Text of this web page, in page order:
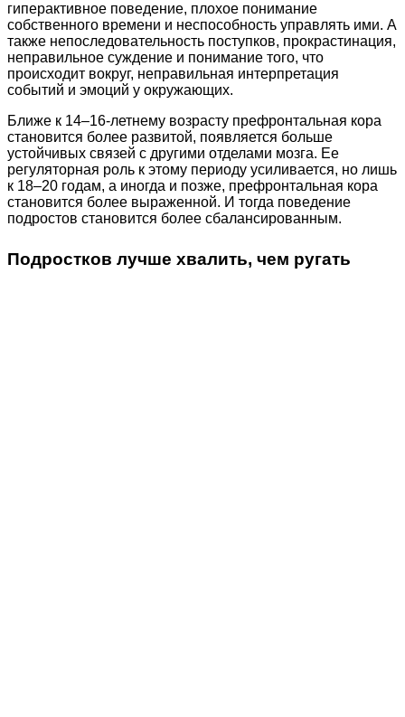
гиперактивное поведение, плохое понимание
собственного времени и неспособность управлять ими. А
также непоследовательность поступков, прокрастинация,
неправильное суждение и понимание того, что
происходит вокруг, неправильная интерпретация
событий и эмоций у окружающих.
Ближе к 14–16-летнему возрасту префронтальная кора
становится более развитой, появляется больше
устойчивых связей с другими отделами мозга. Ее
регуляторная роль к этому периоду усиливается, но лишь
к 18–20 годам, а иногда и позже, префронтальная кора
становится более выраженной. И тогда поведение
подростов становится более сбалансированным.
Подростков лучше хвалить, чем ругать